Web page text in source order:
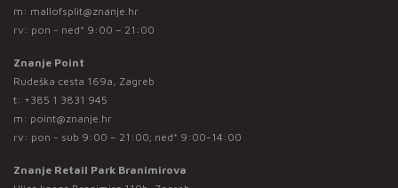
m: mallofsplit@znanje.hr
rv: pon - ned* 9:00 – 21:00
Znanje Point
Rudeška cesta 169a, Zagreb
t: +385 1 3831 945
m: point@znanje.hr
rv: pon - sub 9:00 – 21:00; ned* 9:00-14:00
Znanje Retail Park Branimirova